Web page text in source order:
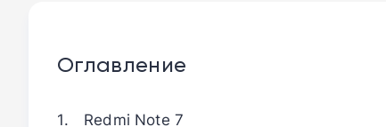
Оглавление
Redmi Note 7